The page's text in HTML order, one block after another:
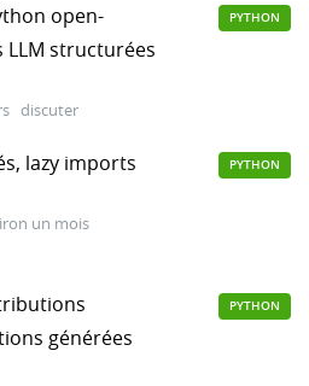
open-
structurées
discuter
PYTHON
lazy imports
un mois
PYTHON
générées
PYTHON